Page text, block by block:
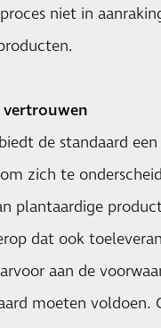
niet in
de standaard
zich te
plantaardige
dat ook
aan de
moeten voldoen.